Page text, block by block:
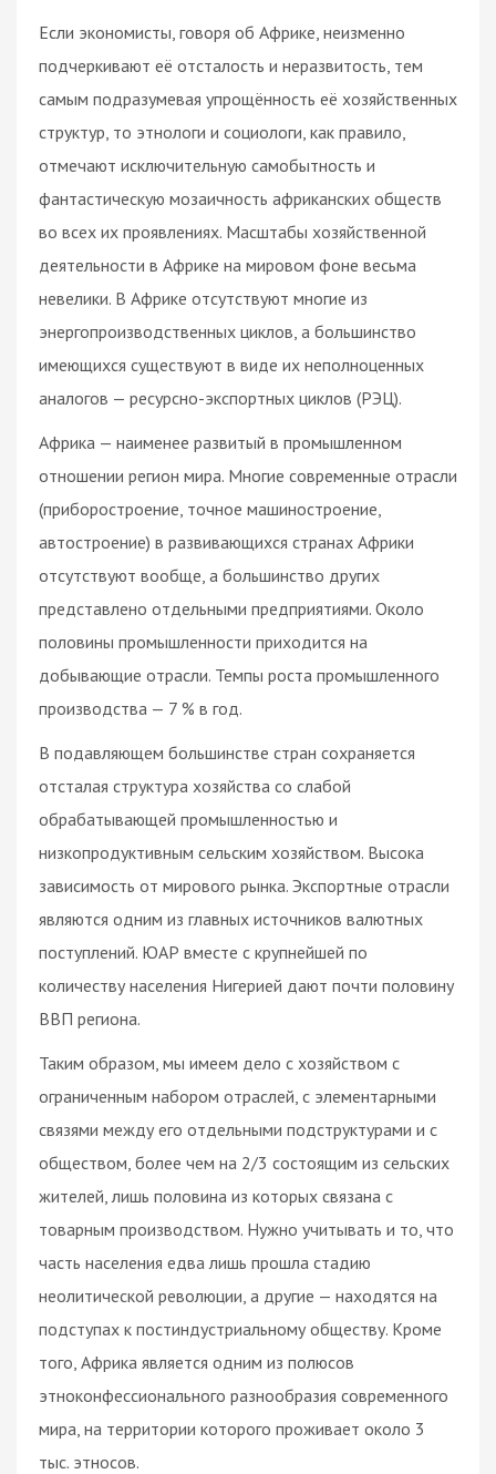
Если экономисты, говоря об Африке, неизменно
подчеркивают её отсталость и неразвитость, тем
самым подразумевая упрощённость её хозяйственных
структур, то этнологи и социологи, как правило,
отмечают исключительную самобытность и
фантастическую мозаичность африканских обществ
во всех их проявлениях. Масштабы хозяйственной
деятельности в Африке на мировом фоне весьма
невелики. В Африке отсутствуют многие из
энергопроизводственных циклов, а большинство
имеющихся существуют в виде их неполноценных
аналогов — ресурсно-экспортных циклов (РЭЦ).
Африка — наименее развитый в промышленном
отношении регион мира. Многие современные отрасли
(приборостроение, точное машиностроение,
автостроение) в развивающихся странах Африки
отсутствуют вообще, а большинство других
представлено отдельными предприятиями. Около
половины промышленности приходится на
добывающие отрасли. Темпы роста промышленного
производства — 7 % в год.
В подавляющем большинстве стран сохраняется
отсталая структура хозяйства со слабой
обрабатывающей промышленностью и
низкопродуктивным сельским хозяйством. Высока
зависимость от мирового рынка. Экспортные отрасли
являются одним из главных источников валютных
поступлений. ЮАР вместе с крупнейшей по
количеству населения Нигерией дают почти половину
ВВП региона.
Таким образом, мы имеем дело с хозяйством с
ограниченным набором отраслей, с элементарными
связями между его отдельными подструктурами и с
обществом, более чем на 2/3 состоящим из сельских
жителей, лишь половина из которых связана с
товарным производством. Нужно учитывать и то, что
часть населения едва лишь прошла стадию
неолитической революции, а другие — находятся на
подступах к постиндустриальному обществу. Кроме
того, Африка является одним из полюсов
этноконфессионального разнообразия современного
мира, на территории которого проживает около 3
тыс. этносов.